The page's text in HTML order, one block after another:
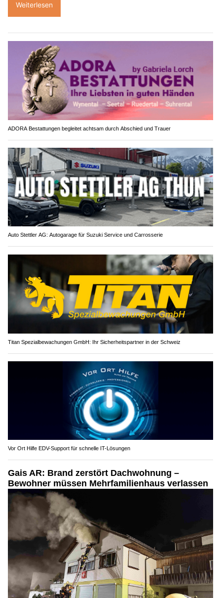
Weiterlesen
ADORA Bestattungen begleitet achtsam durch Abschied und Trauer
Auto Stettler AG: Autogarage für Suzuki Service und Carrosserie
Titan Spezialbewachungen GmbH: Ihr Sicherheitspartner in der Schweiz
Vor Ort Hilfe EDV-Support für schnelle IT-Lösungen
Gais AR: Brand zerstört Dachwohnung –
Bewohner müssen Mehrfamilienhaus verlassen